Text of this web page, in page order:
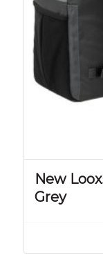
New
Grey